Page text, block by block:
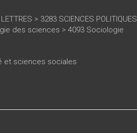
> 3283 SCIENCES POLITIQUES
des sciences > 4093 Sociologie
et sciences sociales